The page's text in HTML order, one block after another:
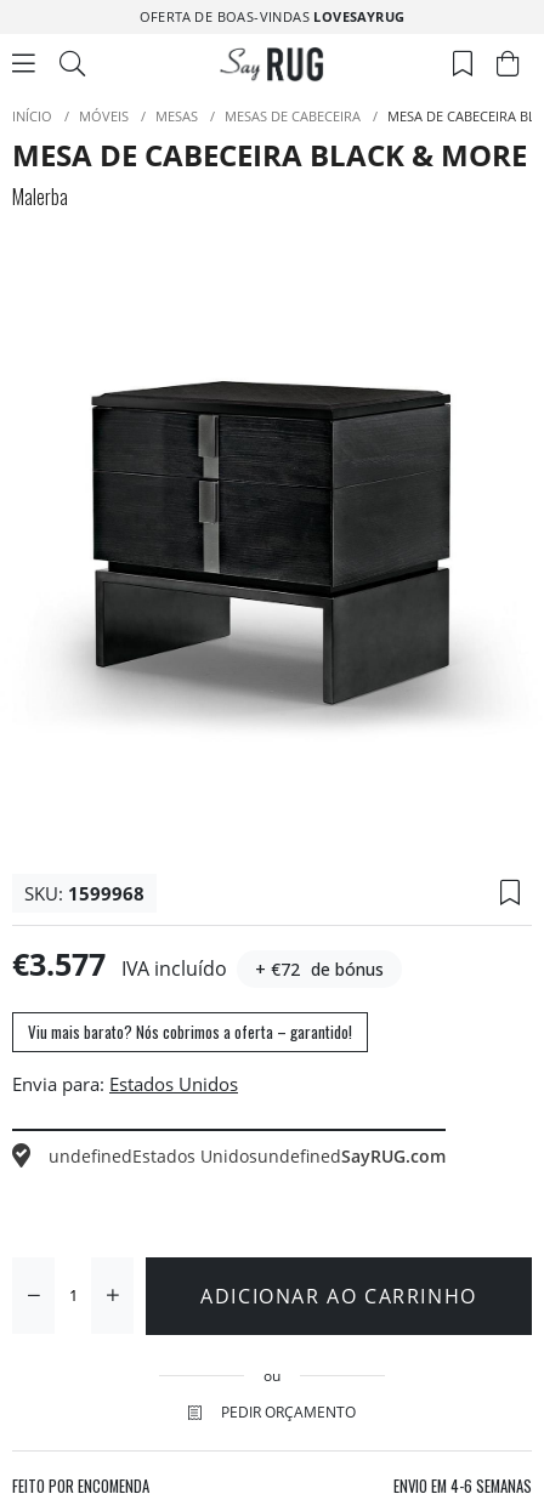
OFERTA DE BOAS-VINDAS LOVESAYRUG
INÍCIO / MÓVEIS / MESAS / MESAS DE CABECEIRA / MESA DE CABECEIRA
MESA DE CABECEIRA BLACK & MORE
Malerba
SKU: 1599968
€3.577 IVA incluído + €72 de bónus
Viu mais barato? Nós cobrimos a oferta – garantido!
Envia para:
undefinedEstados UnidosundefinedSayRUG.com
ADICIONAR AO CARRINHO
ou
PEDIR ORÇAMENTO
FEITO POR ENCOMENDA ENVIO EM 4-6 SEMANAS